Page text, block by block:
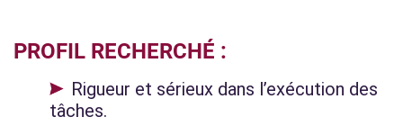
PROFIL RECHERCHÉ :
Rigueur et sérieux dans l’exécution des
tâches.